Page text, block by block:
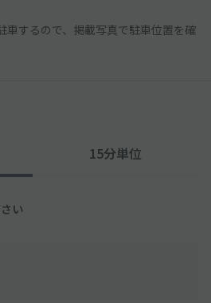
するので、掲載写真で駐車位置を確
15分単位
い